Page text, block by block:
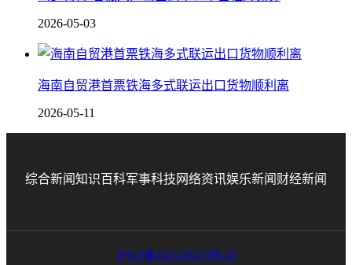
2026-05-03
海南自贸港首票铁海多式联运出口货物顺利离
2026-05-11
综合新闻知识百科军事科技 网络资讯娱乐新闻 财经新闻
沪ICP备2025136253号-49